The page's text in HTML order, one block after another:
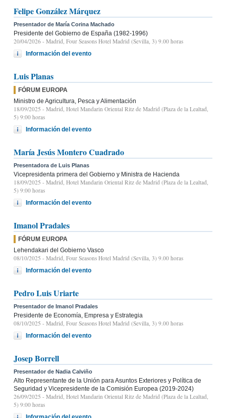
Felipe González Márquez
Presentador de María Corina Machado
Presidente del Gobierno de España (1982-1996)
20/04/2026 - Madrid, Four Seasons Hotel Madrid (Sevilla, 3) 9.00 horas
Información del evento
Luis Planas
FÓRUM EUROPA
Ministro de Agricultura, Pesca y Alimentación
18/09/2025 - Madrid, Hotel Mandarin Oriental Ritz de Madrid (Plaza de la Lealtad,
5) 9:00 horas
Información del evento
María Jesús Montero Cuadrado
Presentadora de Luis Planas
Vicepresidenta primera del Gobierno y Ministra de Hacienda
18/09/2025 - Madrid, Hotel Mandarin Oriental Ritz de Madrid (Plaza de la Lealtad,
5) 9:00 horas
Información del evento
Imanol Pradales
FÓRUM EUROPA
Lehendakari del Gobierno Vasco
08/10/2025 - Madrid, Four Seasons Hotel Madrid (Sevilla, 3) 9.00 horas
Información del evento
Pedro Luis Uriarte
Presentador de Imanol Pradales
Presidente de Economía, Empresa y Estrategia
08/10/2025 - Madrid, Four Seasons Hotel Madrid (Sevilla, 3) 9.00 horas
Información del evento
Josep Borrell
Presentador de Nadia Calviño
Alto Representante de la Unión para Asuntos Exteriores y Política de
Seguridad y Vicepresidente de la Comisión Europea (2019-2024)
26/09/2025 - Madrid, Hotel Mandarin Oriental Ritz de Madrid (Plaza de la Lealtad,
5) 9:00 horas
Información del evento